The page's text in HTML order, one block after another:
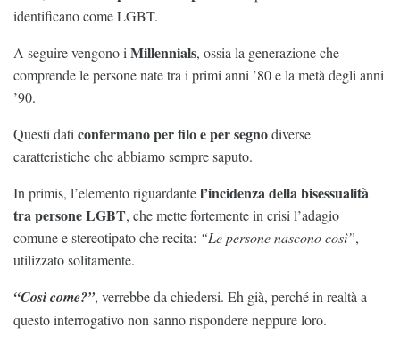
identificano come LGBT.
A seguire vengono i Millennials, ossia la generazione che
comprende le persone nate tra i primi anni ’80 e la metà degli anni
’90.
Questi dati confermano per filo e per segnodiverse
caratteristiche che abbiamo sempre saputo.
In primis, l’elemento riguardantel’incidenza della bisessualità
tra persone LGBT, che mette fortemente in crisi l’adagio
comune e stereotipato che recita: “Le persone nascono così”,
utilizzato solitamente.
“Così come?”, verrebbe da chiedersi. Eh già, perché in realtà a
questo interrogativo non sanno rispondere neppure loro.